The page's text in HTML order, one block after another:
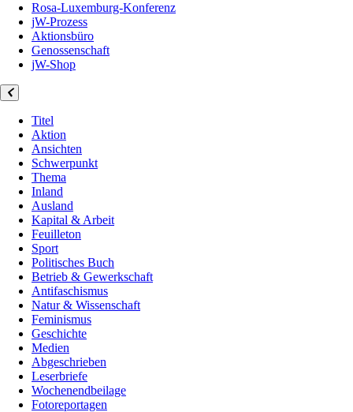
Rosa-Luxemburg-Konferenz
jW-Prozess
Aktionsbüro
Genossenschaft
jW-Shop
Titel
Aktion
Ansichten
Schwerpunkt
Thema
Inland
Ausland
Kapital & Arbeit
Feuilleton
Sport
Politisches Buch
Betrieb & Gewerkschaft
Antifaschismus
Natur & Wissenschaft
Feminismus
Geschichte
Medien
Abgeschrieben
Leserbriefe
Wochenendbeilage
Fotoreportagen